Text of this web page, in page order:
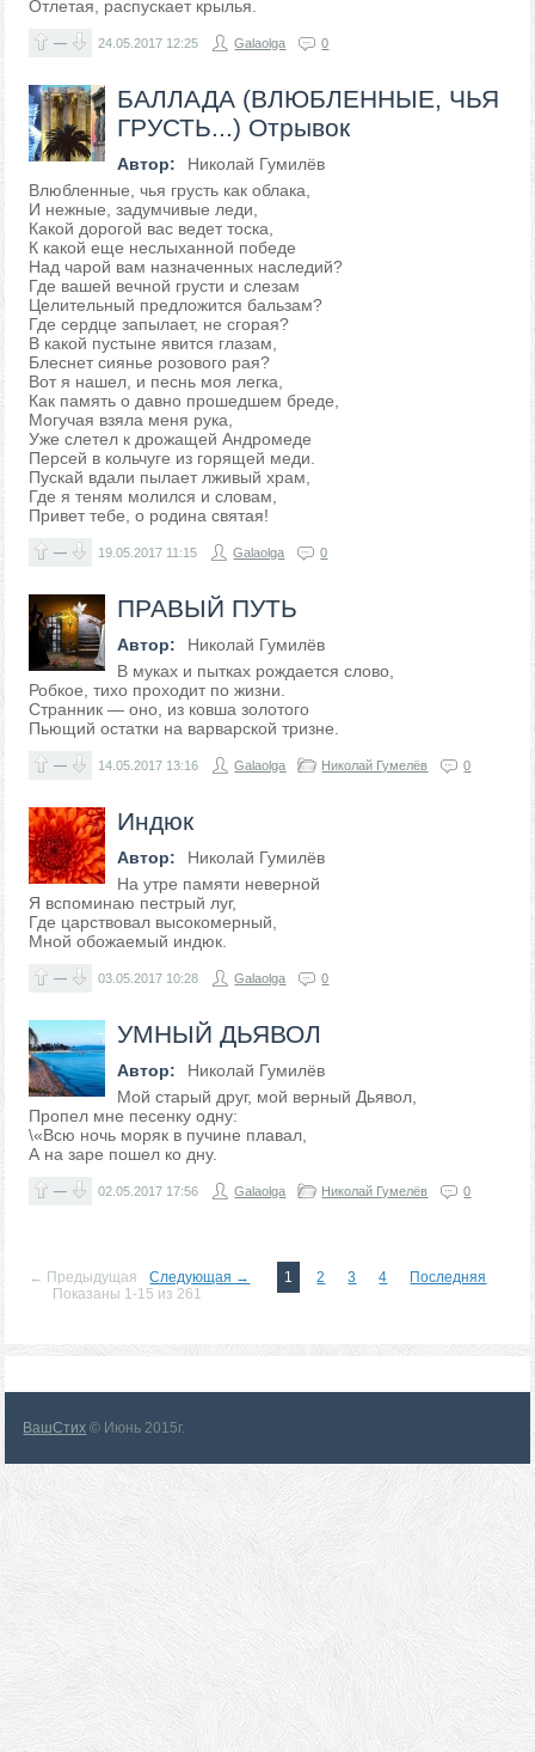
Отлетая, распускает крылья.
— 24.05.2017 12:25 Galaolga 0
БАЛЛАДА (ВЛЮБЛЕННЫЕ, ЧЬЯ
ГРУСТЬ...) Отрывок
Автор:
Николай Гумилёв
Влюбленные, чья грусть как облака,
И нежные, задумчивые леди,
Какой дорогой вас ведет тоска,
К какой еще неслыханной победе
Над чарой вам назначенных наследий?
Где вашей вечной грусти и слезам
Целительный предложится бальзам?
Где сердце запылает, не сгорая?
В какой пустыне явится глазам,
Блеснет сиянье розового рая?
Вот я нашел, и песнь моя легка,
Как память о давно прошедшем бреде,
Могучая взяла меня рука,
Уже слетел к дрожащей Андромеде
Персей в кольчуге из горящей меди.
Пускай вдали пылает лживый храм,
Где я теням молился и словам,
Привет тебе, о родина святая!
— 19.05.2017 11:15 Galaolga 0
ПРАВЫЙ ПУТЬ
Автор:
Николай Гумилёв
В муках и пытках рождается слово,
Робкое, тихо проходит по жизни.
Странник — оно, из ковша золотого
Пьющий остатки на варварской тризне.
— 14.05.2017 13:16 Galaolga Николай Гумелёв 0
Индюк
Автор:
Николай Гумилёв
На утре памяти неверной
Я вспоминаю пестрый луг,
Где царствовал высокомерный,
Мной обожаемый индюк.
— 03.05.2017 10:28 Galaolga 0
УМНЫЙ ДЬЯВОЛ
Автор:
Николай Гумилёв
Мой старый друг, мой верный Дьявол,
Пропел мне песенку одну:
\«Всю ночь моряк в пучине плавал,
А на заре пошел ко дну.
— 02.05.2017 17:56 Galaolga Николай Гумелёв 0
← Предыдущая Следующая → 1 2 3 4
Последняя
Показаны 1-15 из 261
ВашСтих © Июнь 2015г.